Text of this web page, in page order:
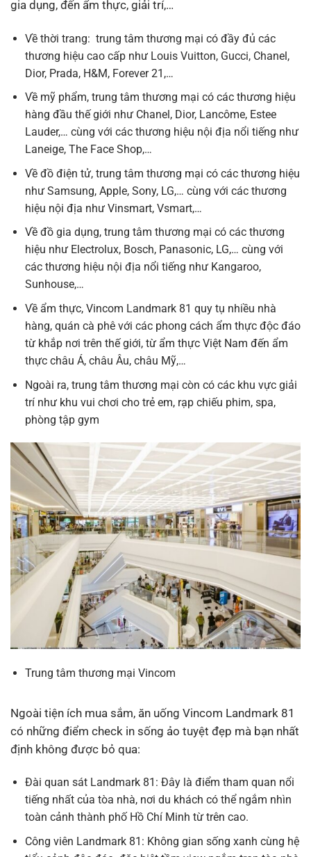
gia dụng, đến ẩm thực, giải trí,…
Về thời trang: trung tâm thương mại có đầy đủ các
thương hiệu cao cấp như Louis Vuitton, Gucci, Chanel,
Dior, Prada, H&M, Forever 21,…
Về mỹ phẩm, trung tâm thương mại có các thương hiệu
hàng đầu thế giới như Chanel, Dior, Lancôme, Estee
Lauder,… cùng với các thương hiệu nội địa nổi tiếng như
Laneige, The Face Shop,…
Về đồ điện tử, trung tâm thương mại có các thương hiệu
như Samsung, Apple, Sony, LG,… cùng với các thương
hiệu nội địa như Vinsmart, Vsmart,…
Về đồ gia dụng, trung tâm thương mại có các thương
hiệu như Electrolux, Bosch, Panasonic, LG,… cùng với
các thương hiệu nội địa nổi tiếng như Kangaroo,
Sunhouse,…
Về ẩm thực, Vincom Landmark 81 quy tụ nhiều nhà
hàng, quán cà phê với các phong cách ẩm thực độc đáo
từ khắp nơi trên thế giới, từ ẩm thực Việt Nam đến ẩm
thực châu Á, châu Âu, châu Mỹ,…
Ngoài ra, trung tâm thương mại còn có các khu vực giải
trí như khu vui chơi cho trẻ em, rạp chiếu phim, spa,
phòng tập gym
Trung tâm thương mại Vincom
Ngoài tiện ích mua sắm, ăn uống Vincom Landmark 81
có những điểm check in sống ảo tuyệt đẹp mà bạn nhất
định không được bỏ qua:
Đài quan sát Landmark 81: Đây là điểm tham quan nổi
tiếng nhất của tòa nhà, nơi du khách có thể ngắm nhìn
toàn cảnh thành phố Hồ Chí Minh từ trên cao.
Công viên Landmark 81: Không gian sống xanh cùng hệ